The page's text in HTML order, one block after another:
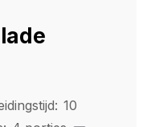
10